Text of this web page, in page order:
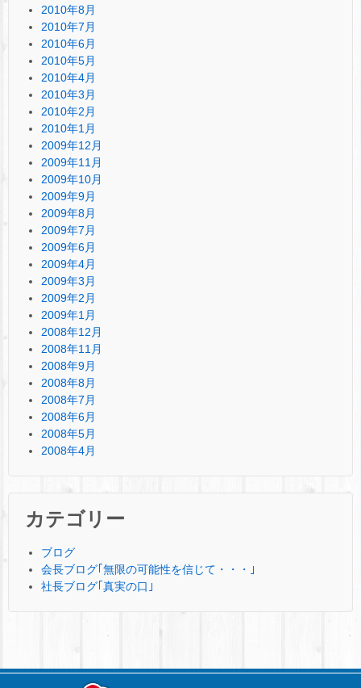
2010年8月
2010年7月
2010年6月
2010年5月
2010年4月
2010年3月
2010年2月
2010年1月
2009年12月
2009年11月
2009年10月
2009年9月
2009年8月
2009年7月
2009年6月
2009年4月
2009年3月
2009年2月
2009年1月
2008年12月
2008年11月
2008年9月
2008年8月
2008年7月
2008年6月
2008年5月
2008年4月
カテゴリー
ブログ
会長ブログ｢無限の可能性を信じて・・・｣
社長ブログ｢真実の口｣